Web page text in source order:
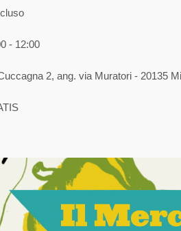
- 12:00
2, ang. via Muratori - 20135